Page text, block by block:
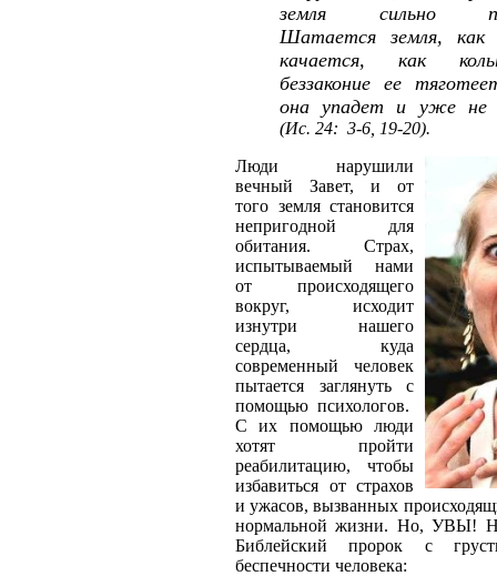
земля сильно
Шатается земля, как
качается, как
беззаконие ее
она упадет и уже не
(Ис. 24: 3-6, 19-20).
Люди нарушили
вечный Завет, и от
того земля становится
непригодной для
обитания. Страх,
испытываемый нами
от происходящего
вокруг, исходит
изнутри нашего
сердца, куда
современный человек
пытается заглянуть с
помощью психологов.
С их помощью люди
хотят пройти
реабилитацию, чтобы
избавиться от страхов
и ужасов, вызванных
нормальной жизни. Но, УВЫ!
Библейский пророк с
беспечности человека: